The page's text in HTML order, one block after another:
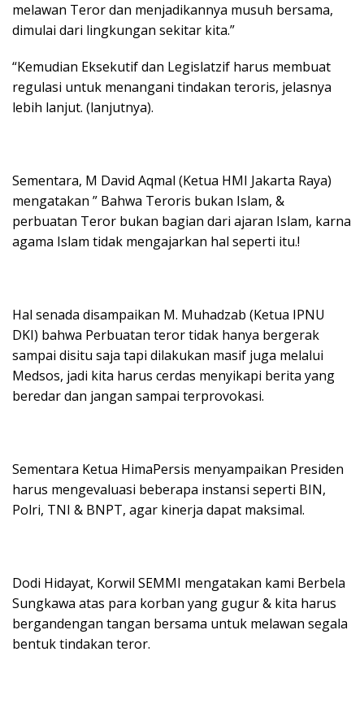
melawan Teror dan menjadikannya musuh bersama,
dimulai dari lingkungan sekitar kita.”
“Kemudian Eksekutif dan Legislatzif harus membuat
regulasi untuk menangani tindakan teroris, jelasnya
lebih lanjut. (lanjutnya).
Sementara, M David Aqmal (Ketua HMI Jakarta Raya)
mengatakan ” Bahwa Teroris bukan Islam, &
perbuatan Teror bukan bagian dari ajaran Islam, karna
agama Islam tidak mengajarkan hal seperti itu.!
Hal senada disampaikan M. Muhadzab (Ketua IPNU
DKI) bahwa Perbuatan teror tidak hanya bergerak
sampai disitu saja tapi dilakukan masif juga melalui
Medsos, jadi kita harus cerdas menyikapi berita yang
beredar dan jangan sampai terprovokasi.
Sementara Ketua HimaPersis menyampaikan Presiden
harus mengevaluasi beberapa instansi seperti BIN,
Polri, TNI & BNPT, agar kinerja dapat maksimal.
Dodi Hidayat, Korwil SEMMI mengatakan kami Berbela
Sungkawa atas para korban yang gugur & kita harus
bergandengan tangan bersama untuk melawan segala
bentuk tindakan teror.